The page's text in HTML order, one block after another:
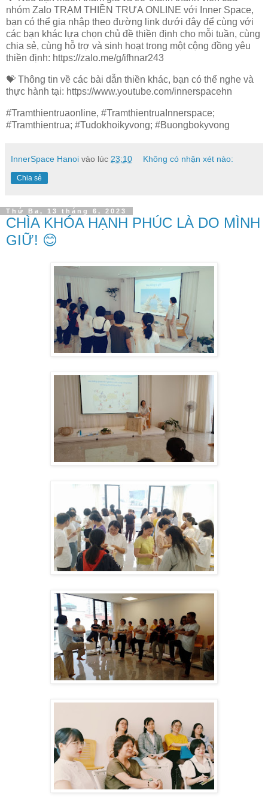
nhóm Zalo TRẠM THIỀN TRƯA ONLINE với Inner Space,
bạn có thể gia nhập theo đường link dưới đây để cùng với
các bạn khác lựa chọn chủ đề thiền định cho mỗi tuần, cùng
chia sẻ, cùng hỗ trợ và sinh hoạt trong một cộng đồng yêu
thiền định: https://zalo.me/g/ifhnar243
💝 Thông tin về các bài dẫn thiền khác, bạn có thể nghe và
thực hành tại: https://www.youtube.com/innerspacehn
#Tramthientruaonline, #TramthientruaInnerspace;
#Tramthientrua; #Tudokhoikyvong; #Buongbokyvong
InnerSpace Hanoi vào lúc 23:10 Không có nhận xét nào:
Chia sẻ
Thứ Ba, 13 tháng 6, 2023
CHÌA KHÓA HẠNH PHÚC LÀ DO MÌNH
GIỮ! 😊